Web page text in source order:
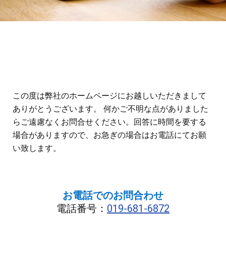
この度は弊社のホームページにお越しいただきまして
ありがとうございます。 何かご不明な点がありました
らご遠慮なくお問合せください。回答に時間を要する
場合がありますので、お急ぎの場合はお電話にてお願
い致します。
お電話でのお問合わせ
電話番号： 019-681-6872